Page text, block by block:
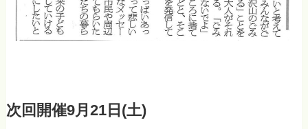
次回開催9月21日(土)